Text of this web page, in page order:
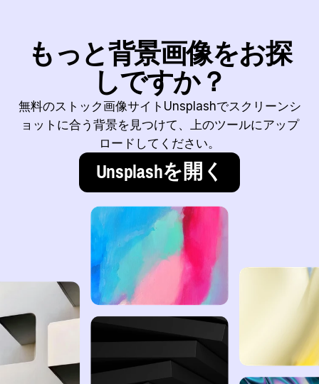
もっと背景画像をお探
しですか？
無料のストック画像サイトUnsplashでスクリーンシ
ョットに合う背景を見つけて、上のツールにアップ
ロードしてください。
Unsplashを開く